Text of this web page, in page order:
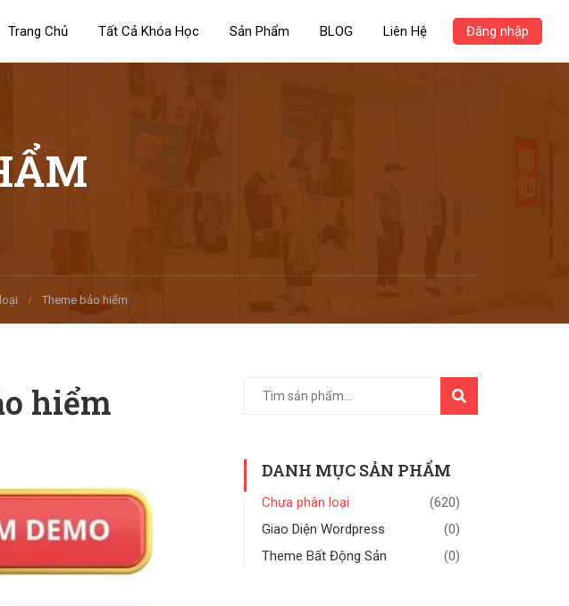
Trang Chủ Tất Cả Khóa Học Sản Phẩm BLOG Liên Hệ Đăng nhập
Theme bảo hiểm
hiểm
TÌM
KIẾM
DANH MỤC SẢN PHẨM
Chưa phân loại
(620)
Giao Diện Wordpress
(0)
Theme Bất Động Sản
(0)